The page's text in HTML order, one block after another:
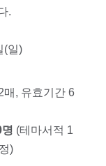
.
(일)
, 유효기간 6
(테마서적 1
)